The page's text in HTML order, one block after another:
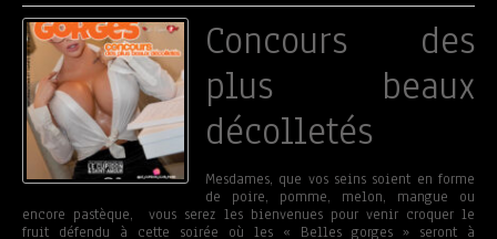
Concours des
plus beaux
décolletés
Mesdames, que vos seins soient en forme
de poire, pomme, melon, mangue ou
encore pastèque, vous serez les bienvenues pour venir croquer le
fruit défendu à cette soirée où les « Belles gorges » seront à